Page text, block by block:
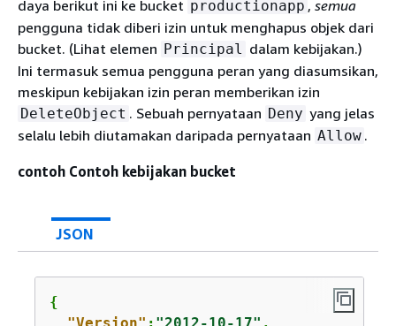
daya berikut ini ke bucket productionapp , semua
pengguna tidak diberi izin untuk menghapus objek dari
bucket. (Lihat elemen Principal
dalam kebijakan.)
Ini termasuk semua pengguna peran yang diasumsikan,
meskipun kebijakan izin peran memberikan izin
DeleteObject . Sebuah pernyataan Deny yang jelas
selalu lebih diutamakan daripada pernyataan Allow .
contoh Contoh kebijakan bucket
JSON
{
"Version" : "2012-10-17" ,